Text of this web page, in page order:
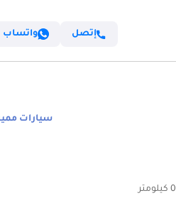
إتصل واتساب
سيارات
0 كيلومتر